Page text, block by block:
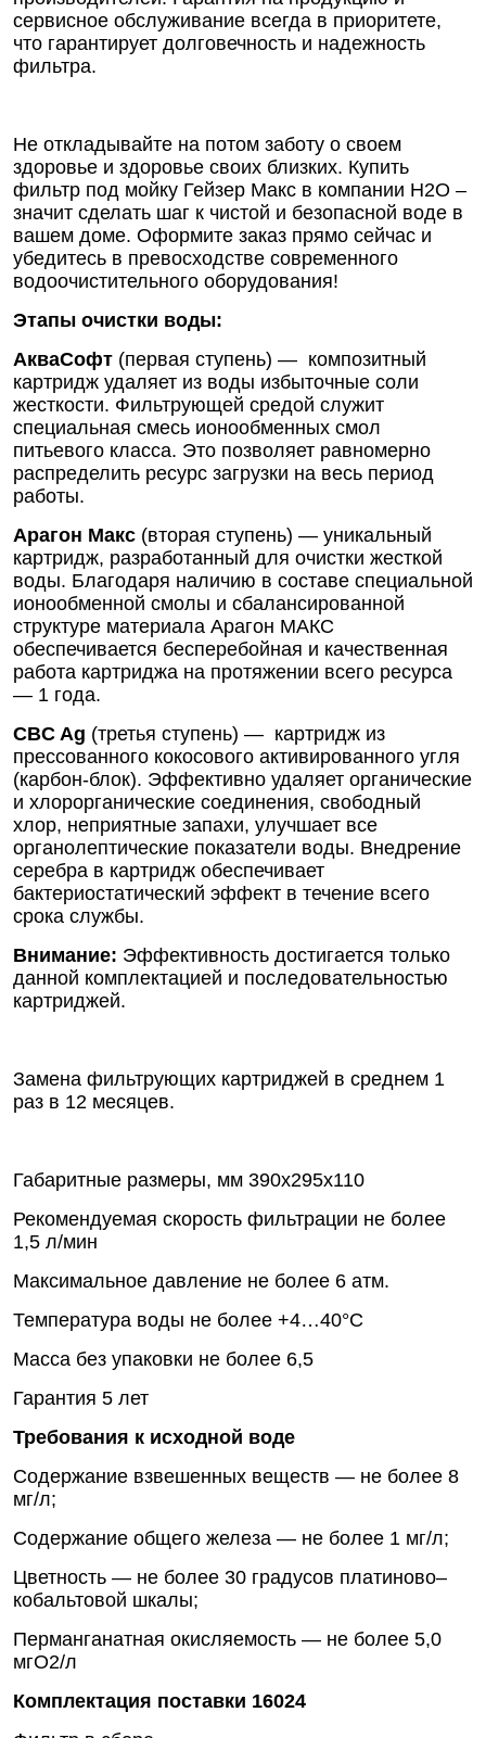
сервисное обслуживание всегда в приоритете,
что гарантирует долговечность и надежность
фильтра.
Не откладывайте на потом заботу о своем
здоровье и здоровье своих близких. Купить
фильтр под мойку Гейзер Макс в компании Н2О –
значит сделать шаг к чистой и безопасной воде в
вашем доме. Оформите заказ прямо сейчас и
убедитесь в превосходстве современного
водоочистительного оборудования!
Этапы очистки воды:
АкваСофт (первая ступень) — композитный
картридж удаляет из воды избыточные соли
жесткости. Фильтрующей средой служит
специальная смесь ионообменных смол
питьевого класса. Это позволяет равномерно
распределить ресурс загрузки на весь период
работы.
Арагон Макс (вторая ступень) — уникальный
картридж, разработанный для очистки жесткой
воды. Благодаря наличию в составе специальной
ионообменной смолы и сбалансированной
структуре материала Арагон МАКС
обеспечивается бесперебойная и качественная
работа картриджа на протяжении всего ресурса
— 1 года.
CBC Ag (третья ступень) — картридж из
прессованного кокосового активированного угля
(карбон-блок). Эффективно удаляет органические
и хлорорганические соединения, свободный
хлор, неприятные запахи, улучшает все
органолептические показатели воды. Внедрение
серебра в картридж обеспечивает
бактериостатический эффект в течение всего
срока службы.
Внимание: Эффективность достигается только
данной комплектацией и последовательностью
картриджей.
Замена фильтрующих картриджей в среднем 1
раз в 12 месяцев.
Габаритные размеры, мм 390x295x110
Рекомендуемая скорость фильтрации не более
1,5 л/мин
Максимальное давление не более 6 атм.
Температура воды не более +4…40°С
Масса без упаковки не более 6,5
Гарантия 5 лет
Требования к исходной воде
Содержание взвешенных веществ — не более 8
мг/л;
Содержание общего железа — не более 1 мг/л;
Цветность — не более 30 градусов платиново–
кобальтовой шкалы;
Перманганатная окисляемость — не более 5,0
мгO2/л
Комплектация поставки 16024